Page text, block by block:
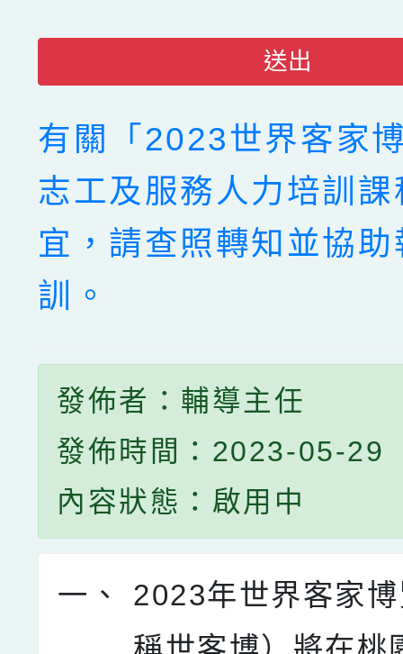
送出
有關「2023世界客家
志工及服務人力培訓
宜，請查照轉知並協
訓。
發佈者：輔導主任
發佈時間：2023-05-29
內容狀態：啟用中
一、
2023年世界客家